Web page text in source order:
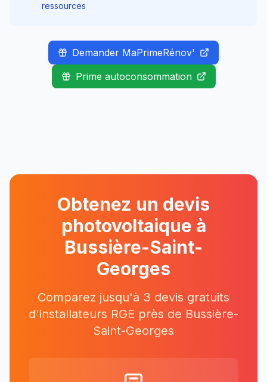
ressources
Demander MaPrimeRénov'
Prime autoconsommation
Obtenez un devis
photovoltaique à
Bussière-Saint-
Georges
Comparez jusqu'à 3 devis gratuits
d'installateurs RGE près de Bussière-
Saint-Georges